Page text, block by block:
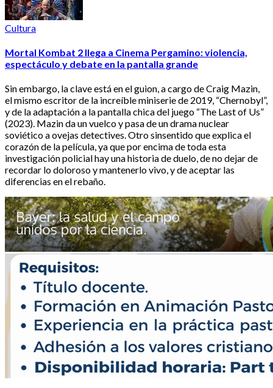
Cultura
Mortal Kombat 2 llega a Cinema Pergamino: violencia,
espectáculo y debate en la pantalla grande
Sin embargo, la clave está en el guion, a cargo de Craig Mazin,
el mismo escritor de la increíble miniserie de 2019, “Chernobyl”,
y de la adaptación a la pantalla chica del juego “The Last of Us”
(2023). Mazin da un vuelco y pasa de un drama nuclear
soviético a ovejas detectives. Otro sinsentido que explica el
corazón de la película, ya que por encima de toda esta
investigación policial hay una historia de duelo, de no dejar de
recordar lo doloroso y mantenerlo vivo, y de aceptar las
diferencias en el rebaño.